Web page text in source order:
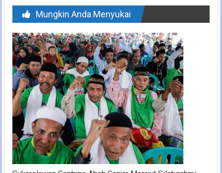
Mungkin Anda Menyukai